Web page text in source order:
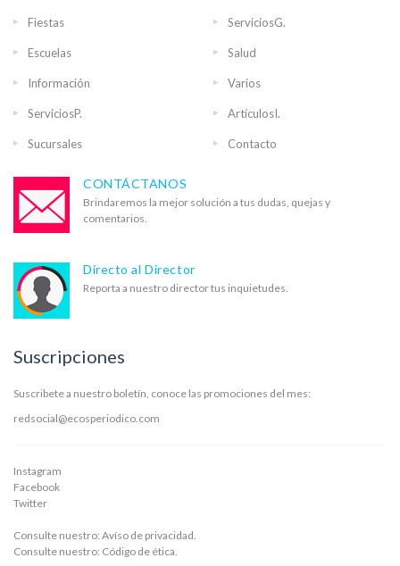
Fiestas ServiciosG.
Escuelas Salud
Información Varios
ServiciosP. ArtículosI.
Sucursales Contacto
CONTÁCTANOS
Brindaremos la mejor solución a tus dudas, quejas y
comentarios.
Directo al Director
Reporta a nuestro director tus inquietudes.
Suscripciones
Suscribete a nuestro boletín, conoce las promociones del mes:
redsocial@ecosperiodico.com
Instagram
Facebook
Twitter
Consulte nuestro: Avíso de privacidad.
Consulte nuestro: Código de ética.